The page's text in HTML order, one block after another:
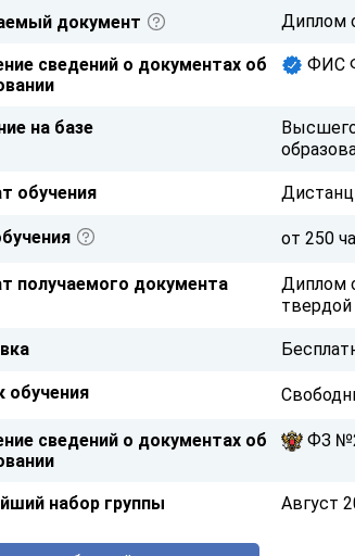
документ Диплом
сведений о документах об
ФИС
на базе
обучения
от 250
получаемого документа
Диплом
твердой
обучения
сведений о документах об
ФЗ
набор группы Август